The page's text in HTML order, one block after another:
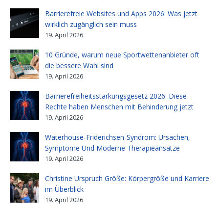
Barrierefreie Websites und Apps 2026: Was jetzt
wirklich zugänglich sein muss
19. April 2026
10 Gründe, warum neue Sportwettenanbieter oft
die bessere Wahl sind
19. April 2026
Barrierefreiheitsstärkungsgesetz 2026: Diese
Rechte haben Menschen mit Behinderung jetzt
19. April 2026
Waterhouse-Friderichsen-Syndrom: Ursachen,
Symptome Und Moderne Therapieansätze
19. April 2026
Christine Urspruch Größe: Körpergröße und Karriere
im Überblick
19. April 2026